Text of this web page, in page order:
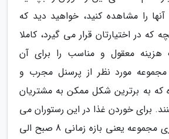
را مشاهده کنید، خواهید دید که
که در اختیارتان قرار می گیرد، کاملا
معقول و مناسب را برای آن
مورد نظر از پرسنل مجرب و
که به برترین شکل ممکن به مشتریان
برای خوردن غذا در این رستوران می
توانید در ساعات کاری مجموعه یعنی بازه زمانی 8 صبح الی